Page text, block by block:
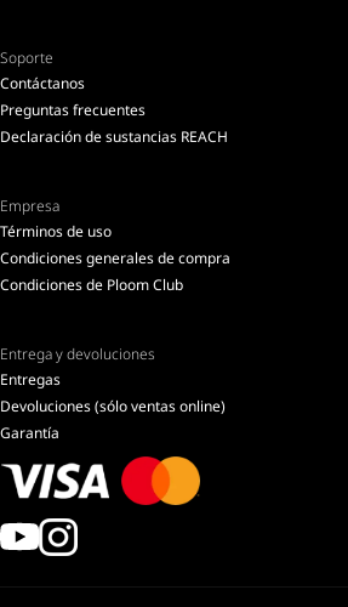
Soporte
Contáctanos
Preguntas frecuentes
Declaración de sustancias REACH
Empresa
Términos de uso
Condiciones generales de compra
Condiciones de Ploom Club
Entrega y devoluciones
Entregas
Devoluciones (sólo ventas online)
Garantía